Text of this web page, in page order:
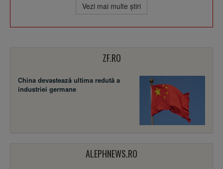
Vezi mai multe ştiri
ZF.RO
China devastează ultima redută a
industriei germane
ALEPHNEWS.RO